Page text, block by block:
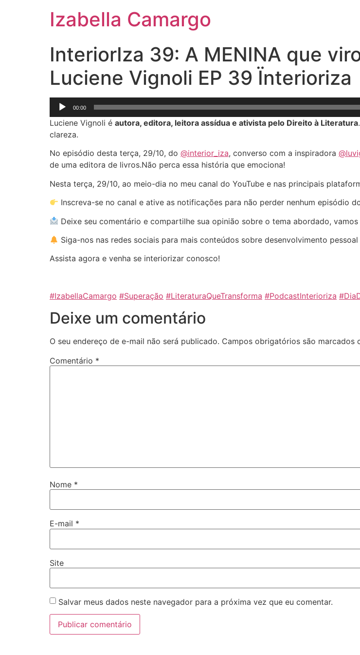
Izabella Camargo
InteriorIza 39: A MENINA que
Luciene Vignoli EP 39 Ïnterioriza
Tocador
de
áudio
00:00
Luciene Vignoli é autora, editora, leitora assídua e ativista pelo Direito à Literatura
clareza.
No episódio desta terça, 29/10, do ⁠@interior_iza⁠, converso com a inspiradora
de uma editora de livros.Não perca essa história que emociona!
Nesta terça, 29/10, ao meio-dia no meu canal do YouTube e nas principais
Inscreva-se no canal e ative as notificações para não perder nenhum episódio
Deixe seu comentário e compartilhe sua opinião sobre o tema abordado,
Siga-nos nas redes sociais para mais conteúdos sobre desenvolvimento pessoal
Assista agora e venha se interiorizar conosco!
#IzabellaCamargo⁠ ⁠#Superação⁠ ⁠#LiteraturaQueTransforma⁠ ⁠#PodcastInterioriza⁠
Deixe um comentário
O seu endereço de e-mail não será publicado. Campos obrigatórios são marcados
Comentário *
Nome *
E-mail *
Site
Salvar meus dados neste navegador para a próxima vez que eu comentar.